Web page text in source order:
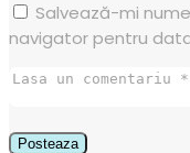
Salvează-mi
navigator pentru